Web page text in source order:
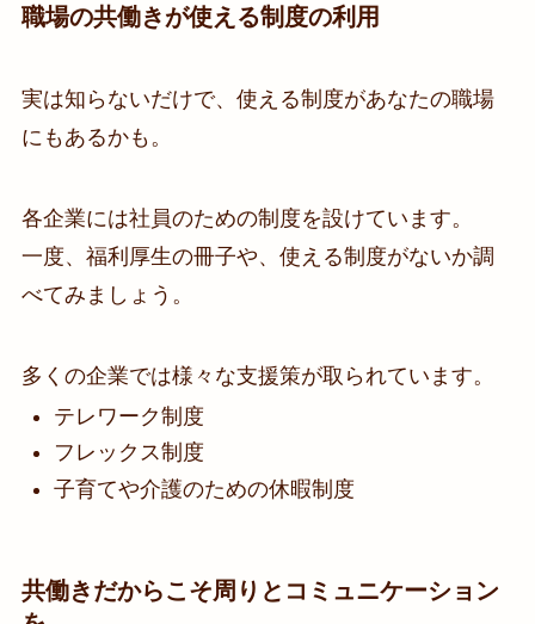
職場の共働きが使える制度の利用
実は知らないだけで、使える制度があなたの職場
にもあるかも。
各企業には社員のための制度を設けています。
一度、福利厚生の冊子や、使える制度がないか調
べてみましょう。
多くの企業では様々な支援策が取られています。
テレワーク制度
フレックス制度
子育てや介護のための休暇制度
共働きだからこそ周りとコミュニケーション